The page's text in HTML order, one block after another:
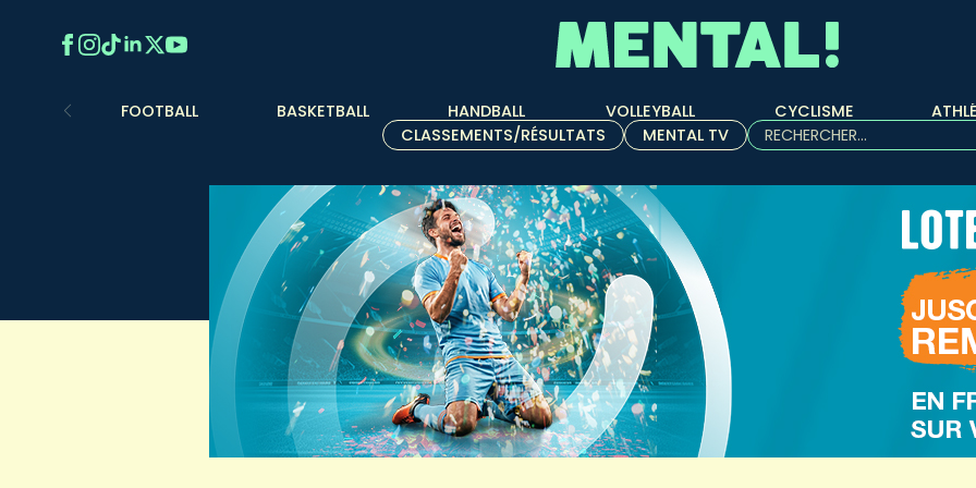
FOOTBALL BASKETBALL HANDBALL VOLLEYBALL CYCLISME
CLASSEMENTS/RÉSULTATS
MENTAL TV
Rechercher :